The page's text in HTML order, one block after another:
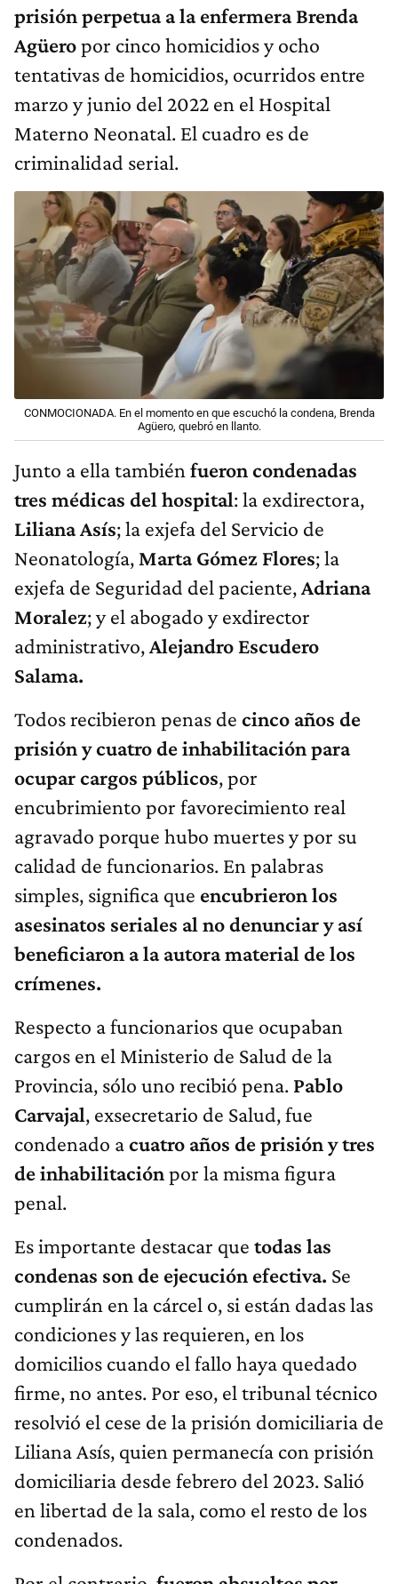
prisión perpetua a la enfermera Brenda
Agüeropor cinco homicidios y ocho
tentativas de homicidios, ocurridos entre
marzo y junio del 2022 en el Hospital
Materno Neonatal. El cuadro es de
criminalidad serial.
CONMOCIONADA. En el momento en que escuchó la condena, Brenda
Agüero, quebró en llanto.
Junto a ella también fueron condenadas
tres médicas del hospital: la exdirectora,
Liliana Asís; la exjefa del Servicio de
Neonatología, Marta Gómez Flores; la
exjefa de Seguridad del paciente,Adriana
Moralez; y el abogado y exdirector
administrativo,Alejandro Escudero
Salama.
Todos recibieron penas de cinco años de
prisión y cuatro de inhabilitación para
ocupar cargos públicos, por
encubrimiento por favorecimiento real
agravado porque hubo muertes y por su
calidad de funcionarios. En palabras
simples, significa que encubrieron los
asesinatos seriales al no denunciar y así
beneficiaron a la autora material de los
crímenes.
Respecto a funcionarios que ocupaban
cargos en el Ministerio de Salud de la
Provincia, sólo uno recibió pena. Pablo
Carvajal, exsecretario de Salud, fue
condenado acuatro años de prisión y tres
de inhabilitaciónpor la misma figura
penal.
Es importante destacar que todas las
condenas son de ejecución efectiva. Se
cumplirán en la cárcel o, si están dadas las
condiciones y las requieren, en los
domicilios cuando el fallo haya quedado
firme, no antes. Por eso, el tribunal técnico
resolvió el cese de la prisión domiciliaria de
Liliana Asís, quien permanecía con prisión
domiciliaria desde febrero del 2023. Salió
en libertad de la sala, como el resto de los
condenados.